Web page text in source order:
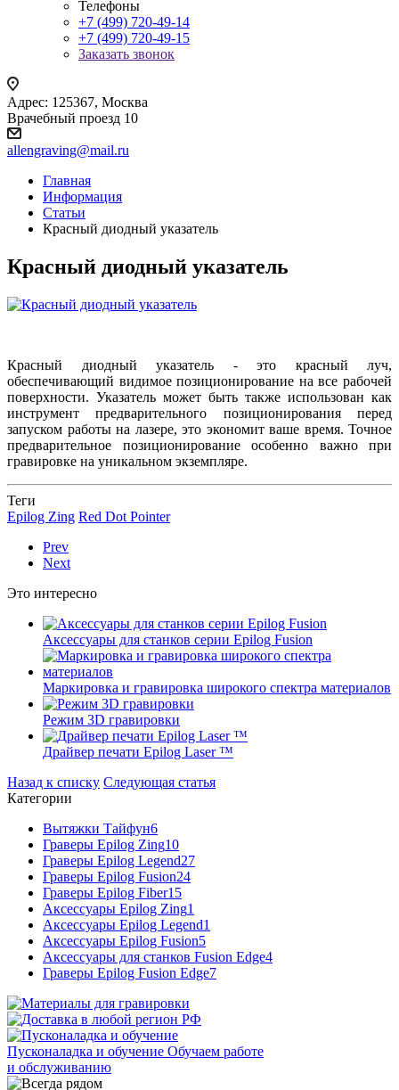
Телефоны
+7 (499) 720-49-14
+7 (499) 720-49-15
Заказать звонок
Адрес: 125367, Москва
Врачебный проезд 10
allengraving@mail.ru
Главная
Информация
Статьи
Красный диодный указатель
Красный диодный указатель
Красный диодный указатель - это красный луч,
обеспечивающий видимое позиционирование на все рабочей
поверхности. Указатель может быть также использован как
инструмент предварительного позиционирования перед
запуском работы на лазере, это экономит ваше время. Точное
предварительное позиционирование особенно важно при
гравировке на уникальном экземпляре.
Теги
Epilog Zing Red Dot Pointer
Prev
Next
Это интересно
Аксессуары для станков серии Epilog Fusion
Маркировка и гравировка широкого спектра материалов
Режим 3D гравировки
Драйвер печати Epilog Laser ™
Назад к списку Следующая статья
Категории
Вытяжки Тайфун6
Граверы Epilog Zing10
Граверы Epilog Legend27
Граверы Epilog Fusion24
Граверы Epilog Fiber15
Аксессуары Epilog Zing1
Аксессуары Epilog Legend1
Аксессуары Epilog Fusion5
Аксессуары для станков Fusion Edge4
Граверы Epilog Fusion Edge7
Пусконаладка и обучение Обучаем работе
и обслуживанию